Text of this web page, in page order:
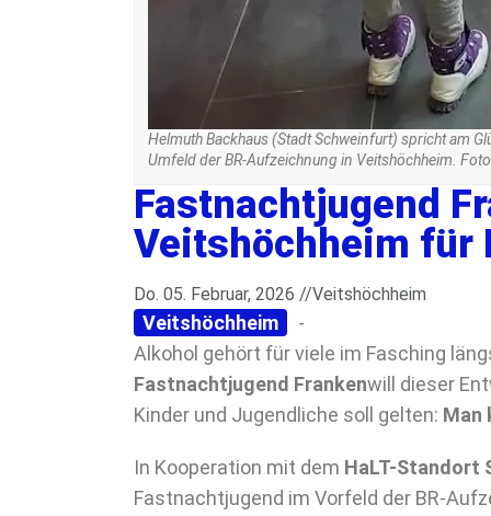
Helmuth Backhaus (Stadt Schweinfurt) spricht am
Umfeld der BR-Aufzeichnung in Veitshöchheim.
Fastnachtjugend
Veitshöchheim für
Do. 05. Februar, 2026 //Veitshöchheim
Veitshöchheim
-
Alkohol gehört für viele im Fasching
Fastnachtjugend Frankenwill dieser
Kinder und Jugendliche soll gelten: Man
In Kooperation mit dem HaLT-Standort
Fastnachtjugend im Vorfeld der BR-